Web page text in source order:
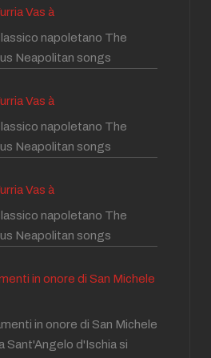
Vas à
napoletano The
Neapolitan songs
Vas à
napoletano The
Neapolitan songs
Vas à
napoletano The
Neapolitan songs
in onore di San Michele
in onore di San Michele
Sant'Angelo d'Ischia si